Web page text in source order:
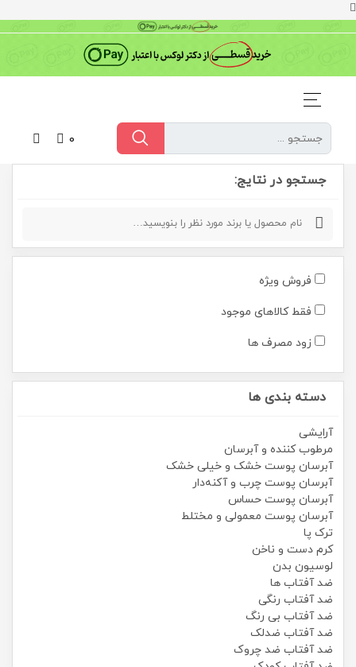
0
جستجو در نتایج:
فروش ویژه
فقط کالاهای موجود
زود مصرف ها
دسته بندی ها
آرایشی
مرطوب کننده و آبرسان
آبرسان پوست خشک و خیلی خشک
آبرسان پوست چرب و آکنه‌دار
آبرسان پوست حساس
آبرسان پوست معمولی و مختلط
ترک پا
کرم دست و ناخن
لوسیون بدن
ضد آفتاب ها
ضد آفتاب رنگی
ضد آفتاب بی رنگ
ضد آفتاب ضدلک
ضد آفتاب ضد چروک